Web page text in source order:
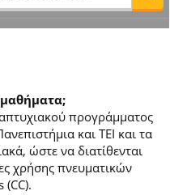
προγράμματος
και ΤΕΙ και τα
ώστε να διατίθενται
χρήσης πνευματικών